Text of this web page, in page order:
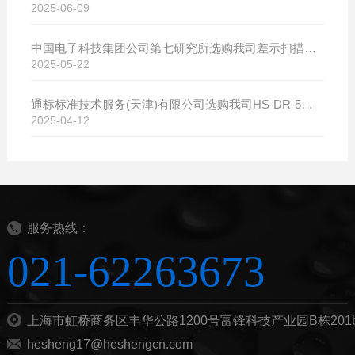
2025-06-09
中国电子科技集团公司第七研究所选购我司差示扫描量热仪
2025-05-22
通标标准技术服务(天津)有限公司选购我司HS-DR-5导热系数测试仪
2025-04-12
服务热线：
021-62263673
上海市虹桥商务区丰华公路1200号富锋科技产业园B栋
hesheng17@heshengcn.com